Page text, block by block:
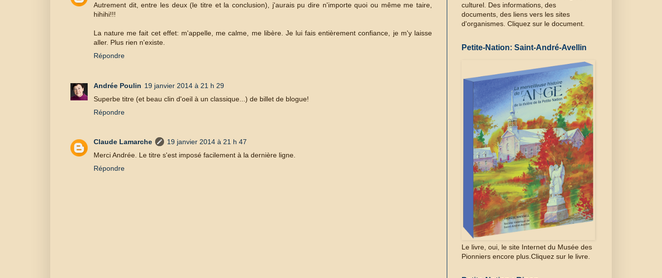
Autrement dit, entre les deux (le titre et la conclusion), j'aurais pu dire n'importe quoi ou même me taire,
hihihi!!!
La nature me fait cet effet: m'appelle, me calme, me libère. Je lui fais entièrement confiance, je m'y laisse
aller. Plus rien n'existe.
Répondre
Andrée Poulin 19 janvier 2014 à 21 h 29
Superbe titre (et beau clin d'oeil à un classique...) de billet de blogue!
Répondre
Claude Lamarche
19 janvier 2014 à 21 h 47
Merci Andrée. Le titre s'est imposé facilement à la dernière ligne.
Répondre
culturel. Des informations, des
documents, des liens vers les sites
d'organismes. Cliquez sur le document.
Petite-Nation: Saint-André-Avellin
Le livre, oui, le site Internet du Musée des
Pionniers encore plus.Cliquez sur le livre.